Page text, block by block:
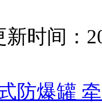
新时间：
防爆罐